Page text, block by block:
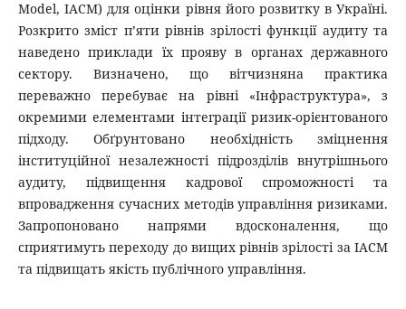
Model, IACM) для оцінки рівня його розвитку в Україні.
Розкрито зміст п’яти рівнів зрілості функції аудиту та
наведено приклади їх прояву в органах державного
сектору. Визначено, що вітчизняна практика
переважно перебуває на рівні «Інфраструктура», з
окремими елементами інтеграції ризик-орієнтованого
підходу. Обґрунтовано необхідність зміцнення
інституційної незалежності підрозділів внутрішнього
аудиту, підвищення кадрової спроможності та
впровадження сучасних методів управління ризиками.
Запропоновано напрями вдосконалення, що
сприятимуть переходу до вищих рівнів зрілості за IACM
та підвищать якість публічного управління.